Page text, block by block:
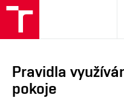
Pravidla
pokoje